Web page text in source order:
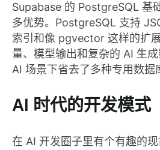
Supabase 的 PostgreSQL 基
多优势。PostgreSQL 支持
索引和像 pgvector 这样的扩
量、模型输出和复杂的 AI 生
AI 场景下省去了多种专用数据
AI 时代的开发模式
在 AI 开发圈子里有个有趣的